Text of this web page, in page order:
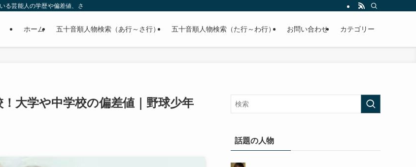
芸能人の学歴や偏差値、さらに政治家やスポーツ選手などの有名人の学歴や高校・大学の偏差値まで紹介していきます。
ホーム 五十音順人物検索（あ行～さ行） 五十音順人物検索（た行～わ行） お問い合わせ カテゴリー
大学や中学校の偏差値｜野球少年
話題の人物